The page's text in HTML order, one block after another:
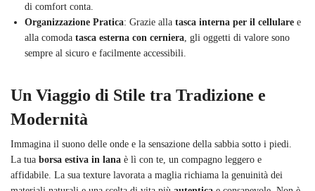
di comfort conta.
Organizzazione Pratica: Grazie alla tasca interna per il cellulare e
alla comoda tasca esterna con cerniera , gli oggetti di valore sono
sempre al sicuro e facilmente accessibili.
Un Viaggio di Stile tra Tradizione e
Modernità
Immagina il suono delle onde e la sensazione della sabbia sotto i piedi.
La tua borsa estiva in lana è lì con te, un compagno leggero e
affidabile. La sua texture lavorata a maglia richiama la genuinità dei